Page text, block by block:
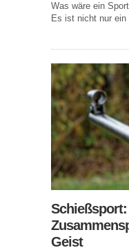
Was wäre ein
Es ist nicht nur ein
Geist